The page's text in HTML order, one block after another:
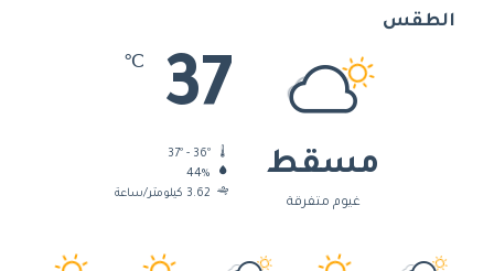
الطقس
مسقط
غيوم متفرقة
37
℃
44%
3.62 كيلومتر/ساعة